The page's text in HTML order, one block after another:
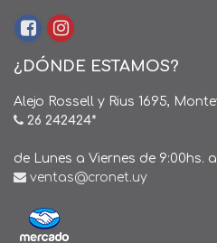
¿DÓNDE ESTAMOS?
Alejo Rossell y Rius 1695,
26 242424*
de Lunes a Viernes de 9:00hs. a
ventas@cronet.uy